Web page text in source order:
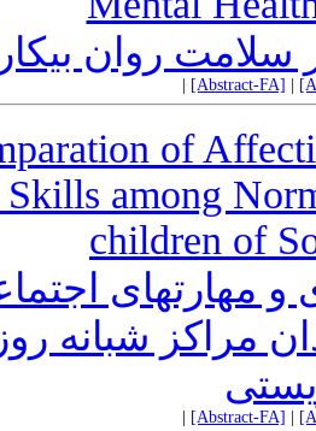
سلامت روان
[Abstract-FA]
of
Skills among
children of
مهارتهای
مراکز شبانه
[Abstract-FA]